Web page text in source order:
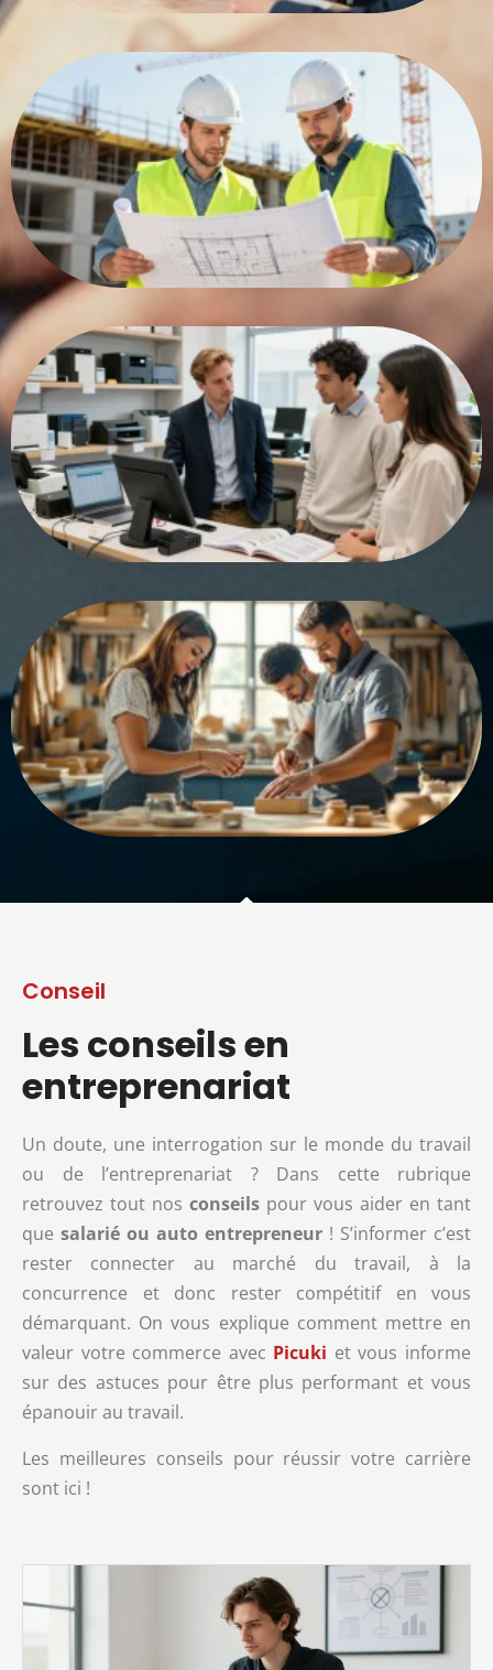
Conseil
Les conseils en
entreprenariat
Un doute, une interrogation sur le monde du travail
ou de l’entreprenariat ? Dans cette rubrique
retrouvez tout nos conseils pour vous aider en tant
que salarié ou auto entrepreneur ! S’informer c’est
rester connecter au marché du travail, à la
concurrence et donc rester compétitif en vous
démarquant. On vous explique comment mettre en
valeur votre commerce avec Picuki et vous informe
sur des astuces pour être plus performant et vous
épanouir au travail.
Les meilleures conseils pour réussir votre carrière
sont ici !